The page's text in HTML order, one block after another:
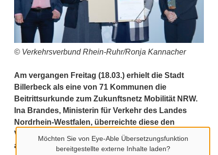
Möchten Sie von Eye-Able Übersetzungsfunktion
bereitgestellte externe Inhalte laden?
© Verkehrsverbund Rhein-Ruhr/Ronja Kannacher
Am vergangen Freitag (18.03.) erhielt die Stadt
Billerbeck als eine von 71 Kommunen die
Beitrittsurkunde zum Zukunftsnetz Mobilität NRW.
Ina Brandes, Ministerin für Verkehr des Landes
Nordrhein-Westfalen, überreichte diese den
Vertreterinnen und Vertretern der neuen Mitglieder
aus Städten, Kreisen und Gemeinden.